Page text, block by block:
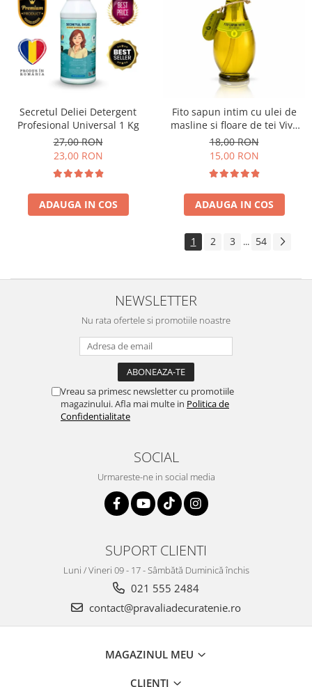
Secretul Deliei Detergent
Profesional Universal 1 Kg
27,00 RON
23,00 RON
ADAUGA IN COS
Fito sapun intim cu ulei de
masline si floare de tei Viva
Oliva 400 ml
18,00 RON
15,00 RON
ADAUGA IN COS
1 2 3 ... 54
NEWSLETTER
Nu rata ofertele si promotiile noastre
Vreau sa primesc newsletter cu promotiile
magazinului. Afla mai multe in Politica de
Confidentialitate
SOCIAL
Urmareste-ne in social media
SUPORT CLIENTI
Luni / Vineri 09 - 17 - Sâmbătă Duminică închis
021 555 2484
contact@pravaliadecuratenie.ro
MAGAZINUL MEU
CLIENTI